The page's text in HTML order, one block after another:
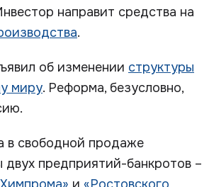
направит средства на
.
об изменении структуры
миру. Реформа, безусловно,
в свободной продаже
двух предприятий-банкротов –